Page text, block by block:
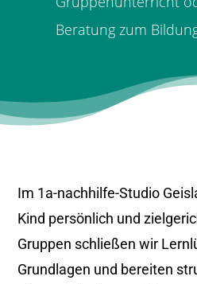
Beratung zum
Im 1a-nachhilfe-Studio
Kind persönlich und
Gruppen schließen wir
Grundlagen und bereiten